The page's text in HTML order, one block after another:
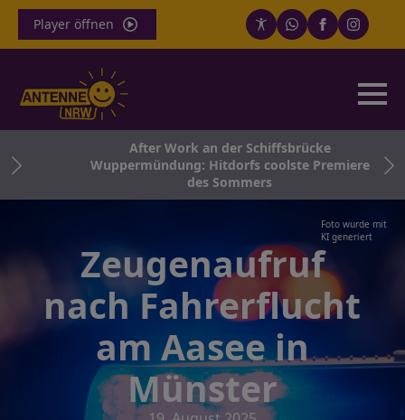
Player öffnen
After Work an der Schiffsbrücke
Wuppermündung: Hitdorfs coolste Premiere
des Sommers
Foto wurde mit
KI generiert
Zeugenaufruf
nach Fahrerflucht
am Aasee in
Münster